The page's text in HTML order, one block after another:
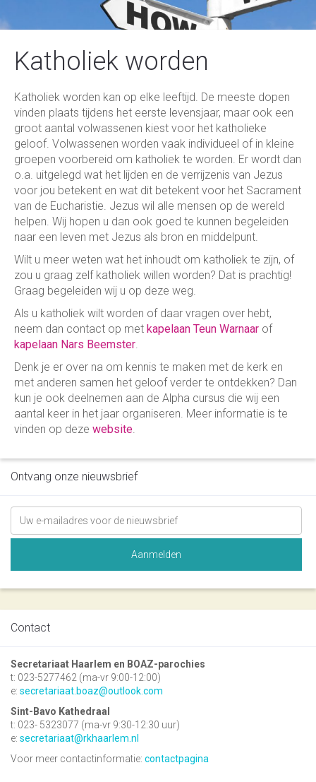
Katholiek worden
Katholiek worden kan op elke leeftijd. De meeste dopen
vinden plaats tijdens het eerste levensjaar, maar ook een
groot aantal volwassenen kiest voor het katholieke
geloof. Volwassenen worden vaak individueel of in kleine
groepen voorbereid om katholiek te worden. Er wordt dan
o.a. uitgelegd wat het lijden en de verrijzenis van Jezus
voor jou betekent en wat dit betekent voor het Sacrament
van de Eucharistie. Jezus wil alle mensen op de wereld
helpen. Wij hopen u dan ook goed te kunnen begeleiden
naar een leven met Jezus als bron en middelpunt.
Wilt u meer weten wat het inhoudt om katholiek te zijn, of
zou u graag zelf katholiek willen worden? Dat is prachtig!
Graag begeleiden wij u op deze weg.
Als u katholiek wilt worden of daar vragen over hebt,
neem dan contact op met kapelaan Teun Warnaar of
kapelaan Nars Beemster.
Denk je er over na om kennis te maken met de kerk en
met anderen samen het geloof verder te ontdekken? Dan
kun je ook deelnemen aan de Alpha cursus die wij een
aantal keer in het jaar organiseren. Meer informatie is te
vinden op deze website.
Ontvang onze nieuwsbrief
Contact
Secretariaat Haarlem en BOAZ-parochies
t: 023-5277462 (ma-vr 9:00-12:00)
e: secretariaat.boaz@outlook.com
Sint-Bavo Kathedraal
t: 023- 5323077 (ma-vr 9:30-12:30 uur)
e: secretariaat@rkhaarlem.nl
Voor meer contactinformatie: contactpagina